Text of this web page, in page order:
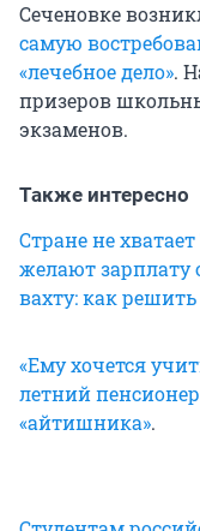
Сеченовке
самую
«лечебное дело».
призеров
экзаменов.
Также интересно
Стране не
желают зарплату
вахту: как
«Ему хочется
летний
«айтишника».